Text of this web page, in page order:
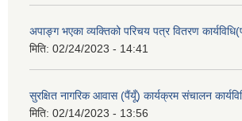
अपाङ्ग भएका व्यक्तिको परिचय पत्र वितरण
मिति: 02/24/2023 - 14:41
सुरक्षित नागरिक आवास (पैंयूँ) कार्यक्रम संचालन
मिति: 02/14/2023 - 13:56